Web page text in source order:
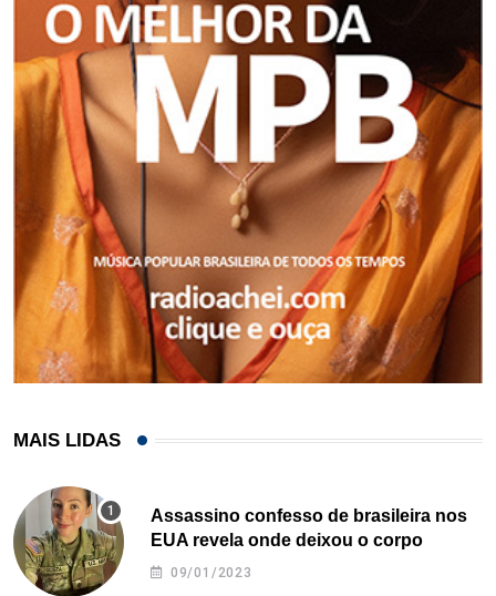
MAIS LIDAS
Assassino confesso de brasileira nos
EUA revela onde deixou o corpo
09/01/2023